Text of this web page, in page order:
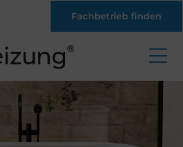
Fachbetrieb finden